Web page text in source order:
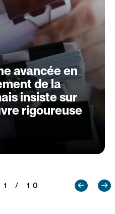
avancée en
de la
insiste sur
rigoureuse
1 / 10